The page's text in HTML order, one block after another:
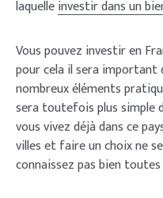
laquelleinvestir dans un
Vous pouvez investir en
pour cela il sera important
nombreux éléments
sera toutefois plus simple
vous vivez déjà dans ce
villes et faire un choix ne
connaissez pas bien toutes